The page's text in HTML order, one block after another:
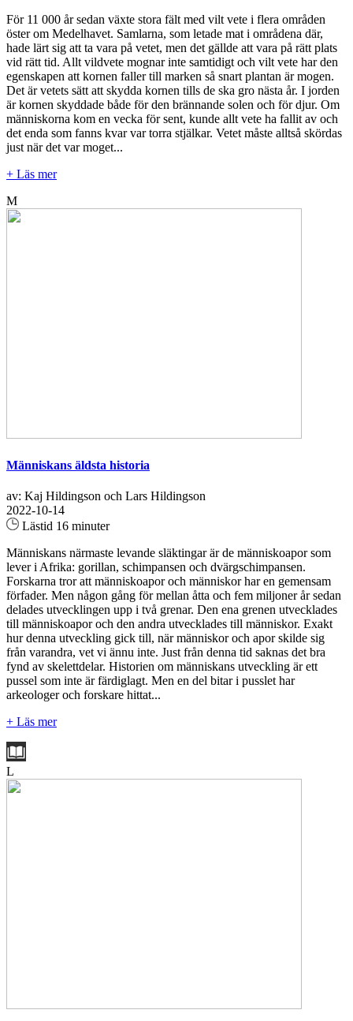
För 11 000 år sedan växte stora fält med vilt vete i flera områden
öster om Medelhavet. Samlarna, som letade mat i områdena där,
hade lärt sig att ta vara på vetet, men det gällde att vara på rätt plats
vid rätt tid. Allt vildvete mognar inte samtidigt och vilt vete har den
egenskapen att kornen faller till marken så snart plantan är mogen.
Det är vetets sätt att skydda kornen tills de ska gro nästa år. I jorden
är kornen skyddade både för den brännande solen och för djur. Om
människorna kom en vecka för sent, kunde allt vete ha fallit av och
det enda som fanns kvar var torra stjälkar. Vetet måste alltså skördas
just när det var moget...
+ Läs mer
M
Människans äldsta historia
av: Kaj Hildingson och Lars Hildingson
2022-10-14
Lästid 16 minuter
Människans närmaste levande släktingar är de människoapor som
lever i Afrika: gorillan, schimpansen och dvärgschimpansen.
Forskarna tror att människoapor och människor har en gemensam
förfader. Men någon gång för mellan åtta och fem miljoner år sedan
delades utvecklingen upp i två grenar. Den ena grenen utvecklades
till människoapor och den andra utvecklades till människor. Exakt
hur denna utveckling gick till, när människor och apor skilde sig
från varandra, vet vi ännu inte. Just från denna tid saknas det bra
fynd av skelettdelar. Historien om människans utveckling är ett
pussel som inte är färdiglagt. Men en del bitar i pusslet har
arkeologer och forskare hittat...
+ Läs mer
L